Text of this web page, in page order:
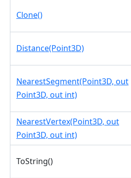
Clone()
Distance(Point3D)
NearestSegment(Point3D, out
Point3D, out int)
NearestVertex(Point3D, out
Point3D, out int)
ToString()